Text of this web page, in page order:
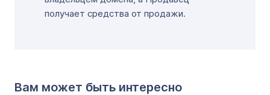
получает средства от продажи.
Вам может быть интересно